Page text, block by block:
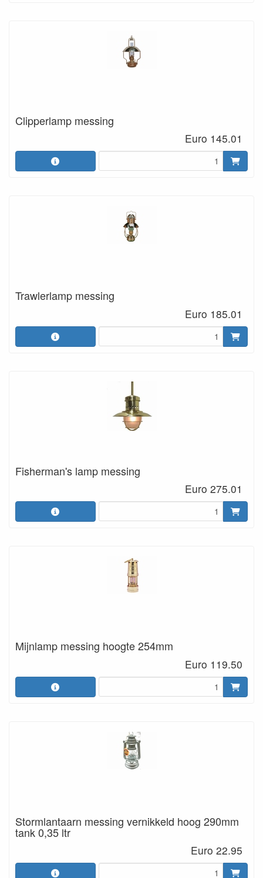
Clipperlamp messing
Euro 145.01
Trawlerlamp messing
Euro 185.01
Fisherman's lamp messing
Euro 275.01
Mijnlamp messing hoogte 254mm
Euro 119.50
Stormlantaarn messing vernikkeld hoog 290mm
tank 0,35 ltr
Euro 22.95